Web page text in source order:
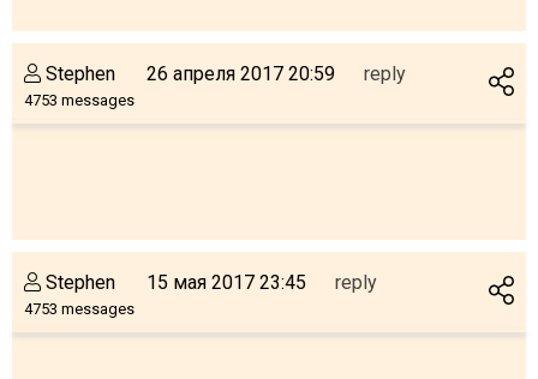
Stephen
4753 messages
26 апреля 2017 20:59 reply
Stephen
4753 messages
15 мая 2017 23:45 reply